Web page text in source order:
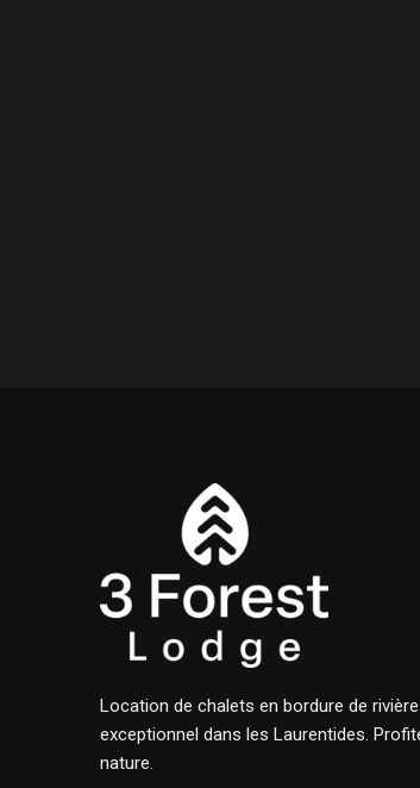
Location de chalets en bordure de
exceptionnel dans les Laurentides.
nature.